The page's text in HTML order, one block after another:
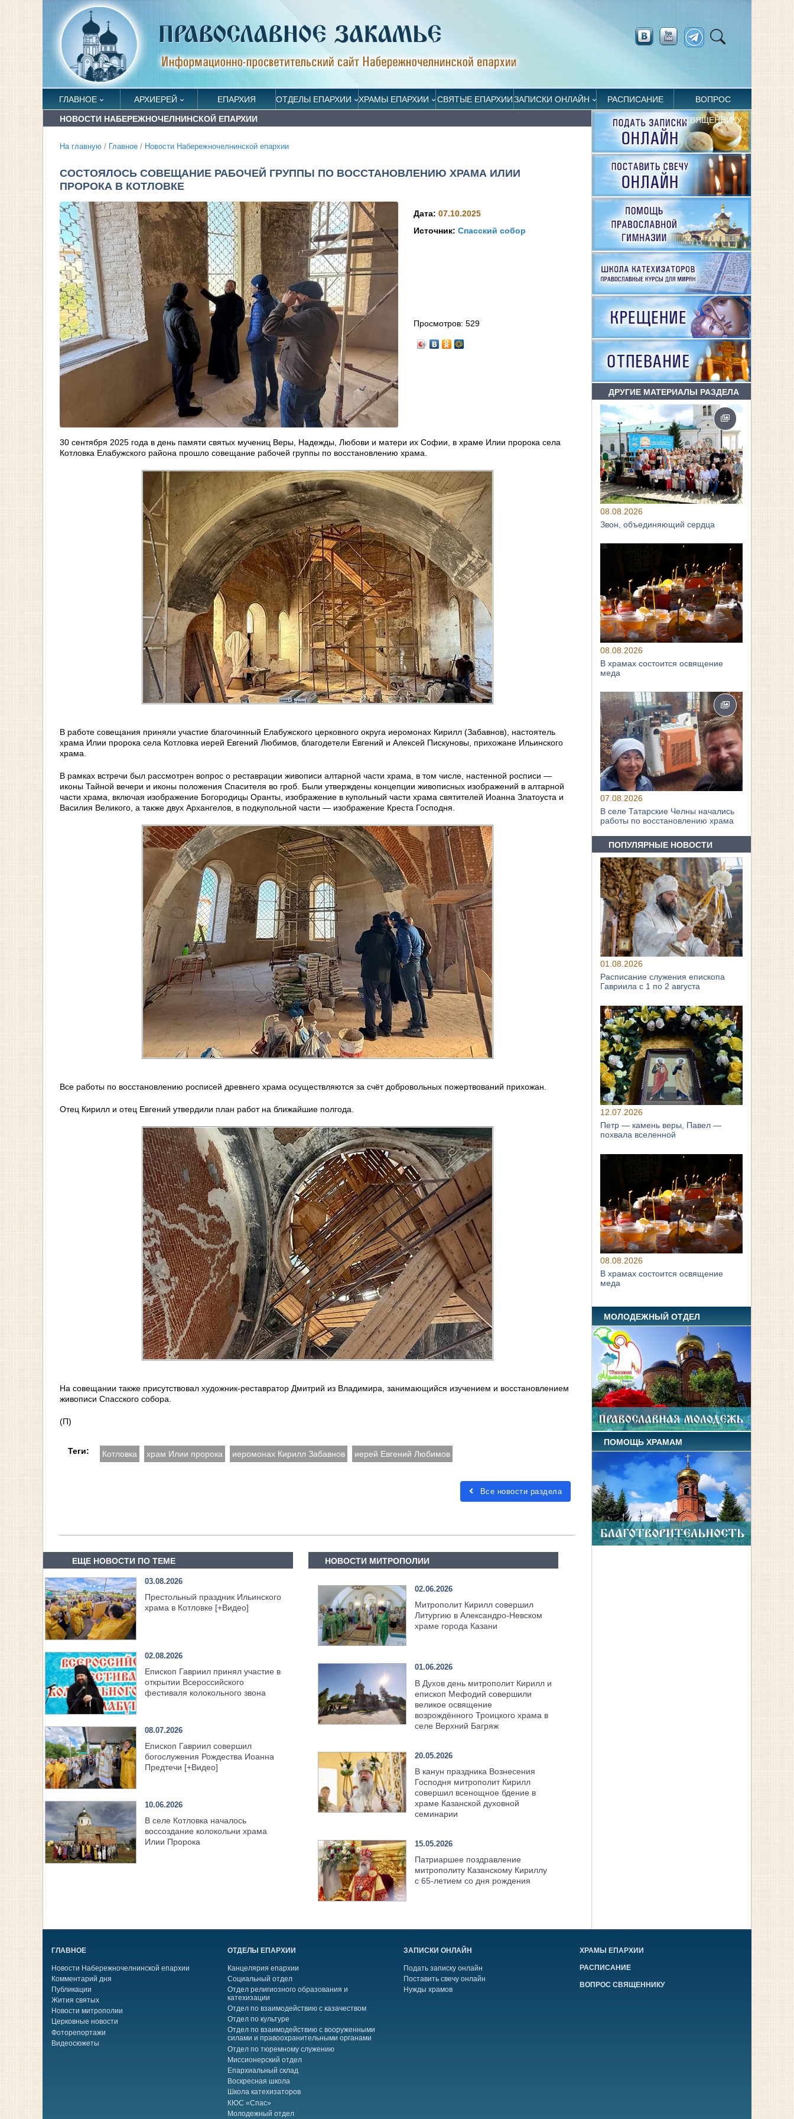
ГЛАВНОЕ АРХИЕРЕЙ ЕПАРХИЯ ОТДЕЛЫ ЕПАРХИИ ХРАМЫ ЕПАРХИИ СВЯТЫЕ ЕПАРХИИЗАПИСКИ ОНЛАЙН РАСПИСАНИЕ ВОПРОС
СВЯЩЕННИКУ
НОВОСТИ НАБЕРЕЖНОЧЕЛНИНСКОЙ ЕПАРХИИ
На главную / Главное / Новости Набережночелнинской епархии
СОСТОЯЛОСЬ СОВЕЩАНИЕ РАБОЧЕЙ ГРУППЫ ПО ВОССТАНОВЛЕНИЮ ХРАМА ИЛИИ
ПРОРОКА В КОТЛОВКЕ
Дата:07.10.2025
Источник:Спасский собор
Просмотров:529
30 сентября 2025 года в день памяти святых мучениц Веры, Надежды, Любови и матери их Софии, в храме Илии пророка села
Котловка Елабужского района прошло совещание рабочей группы по восстановлению храма.
В работе совещания приняли участие благочинный Елабужского церковного округа иеромонах Кирилл (Забавнов), настоятель
храма Илии пророка села Котловка иерей Евгений Любимов, благодетели Евгений и Алексей Пискуновы, прихожане Ильинского
храма.
В рамках встречи был рассмотрен вопрос о реставрации живописи алтарной части храма, в том числе, настенной росписи —
иконы Тайной вечери и иконы положения Спасителя во гроб. Были утверждены концепции живописных изображений в алтарной
части храма, включая изображение Богородицы Оранты, изображение в купольный части храма святителей Иоанна Златоуста и
Василия Великого, а также двух Архангелов, в подкупольной части — изображение Креста Господня.
Все работы по восстановлению росписей древнего храма осуществляются за счёт добровольных пожертвований прихожан.
Отец Кирилл и отец Евгений утвердили план работ на ближайшие полгода.
На совещании также присутствовал художник-реставратор Дмитрий из Владимира, занимающийся изучением и восстановлением
живописи Спасского собора.
(П)
Теги: Котловка храм Илии пророка иеромонах Кирилл Забавнов иерей Евгений Любимов
Все новости раздела
ЕЩЕ НОВОСТИ ПО ТЕМЕ
03.08.2026
Престольный праздник Ильинского
храма в Котловке [+Видео]
02.08.2026
Епископ Гавриил принял участие в
открытии Всероссийского
фестиваля колокольного звона
08.07.2026
Епископ Гавриил совершил
богослужения Рождества Иоанна
Предтечи [+Видео]
10.06.2026
В селе Котловка началось
воссоздание колокольни храма
Илии Пророка
НОВОСТИ МИТРОПОЛИИ
02.06.2026
Митрополит Кирилл совершил
Литургию в Александро-Невском
храме города Казани
01.06.2026
В Духов день митрополит Кирилл и
епископ Мефодий совершили
великое освящение
возрождённого Троицкого храма в
селе Верхний Багряж
20.05.2026
В канун праздника Вознесения
Господня митрополит Кирилл
совершил всенощное бдение в
храме Казанской духовной
семинарии
15.05.2026
Патриаршее поздравление
митрополиту Казанскому Кириллу
с 65-летием со дня рождения
ДРУГИЕ МАТЕРИАЛЫ РАЗДЕЛА
08.08.2026
Звон, объединяющий сердца
08.08.2026
В храмах состоится освящение
меда
07.08.2026
В селе Татарские Челны начались
работы по восстановлению храма
ПОПУЛЯРНЫЕ НОВОСТИ
01.08.2026
Расписание служения епископа
Гавриила с 1 по 2 августа
12.07.2026
Петр — камень веры, Павел —
похвала вселенной
08.08.2026
В храмах состоится освящение
меда
МОЛОДЕЖНЫЙ ОТДЕЛ
ПОМОЩЬ ХРАМАМ
ГЛАВНОЕ
Новости Набережночелнинской епархии
Комментарий дня
Публикации
Жития святых
Новости митрополии
Церковные новости
Фоторепортажи
Видеосюжеты
ОТДЕЛЫ ЕПАРХИИ
Канцелярия епархии
Социальный отдел
Отдел религиозного образования и
катехизации
Отдел по взаимодействию с казачеством
Отдел по культуре
Отдел по взаимодействию с вооруженными
силами и правоохранительными органами
Отдел по тюремному служению
Миссионерский отдел
Епархиальный склад
Воскресная школа
Школа катехизаторов
КЮС «Спас»
Молодежный отдел
ЗАПИСКИ ОНЛАЙН
Подать записку онлайн
Поставить свечу онлайн
Нужды храмов
ХРАМЫ ЕПАРХИИ
РАСПИСАНИЕ
ВОПРОС СВЯЩЕННИКУ